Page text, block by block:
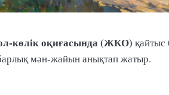
көлік оқиғасында (ЖКО)
мән-жайын анықтап жатыр.